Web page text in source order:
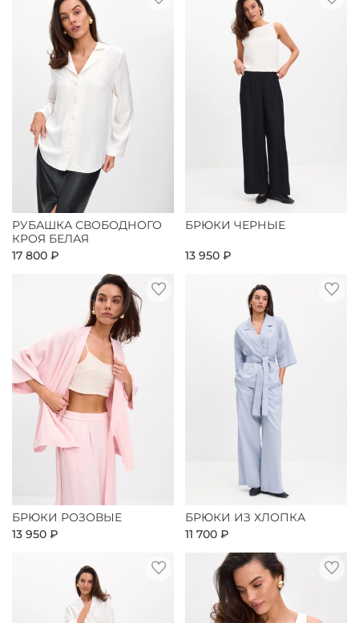
РУБАШКА СВОБОДНОГО
КРОЯ БЕЛАЯ
17 800 ₽
БРЮКИ ЧЕРНЫЕ
13 950 ₽
БРЮКИ РОЗОВЫЕ
13 950 ₽
БРЮКИ ИЗ ХЛОПКА
11 700 ₽